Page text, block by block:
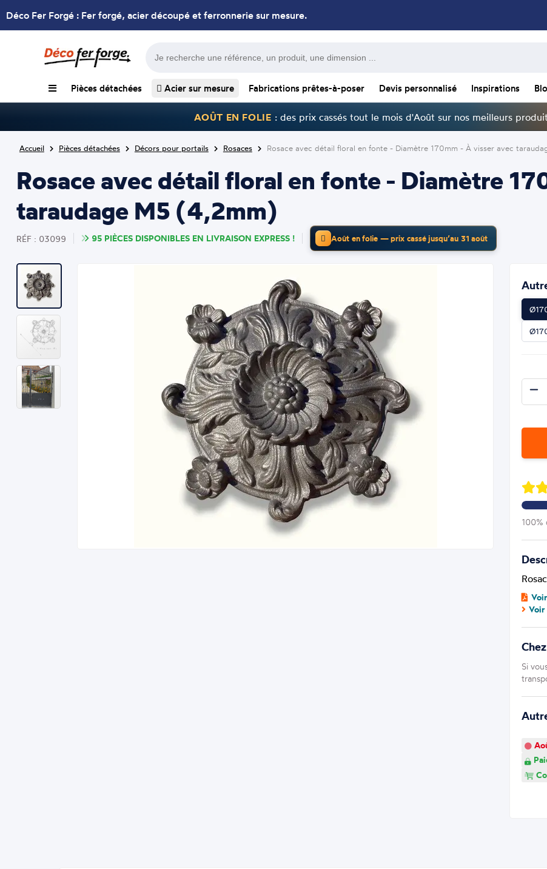
Déco Fer Forgé : Fer forgé, acier découpé et ferronnerie sur mesure.
Pièces détachées Acier sur mesure Fabrications prêtes-à-poser Devis personnalisé Inspirations
AOÛT EN FOLIE : des prix cassés tout le mois d'Août sur nos meilleurs
Accueil Pièces détachées Décors pour portails Rosaces Rosace avec détail floral en fonte - Diamètre 170mm - À visser avec
Rosace avec détail floral en fonte - Diamètre
taraudage M5 (4,2mm)
RÉF : 03099 95 PIÈCES DISPONIBLES EN LIVRAISON EXPRESS ! Août en folie — prix cassé jusqu’au 31 août
100%
Voir
Si